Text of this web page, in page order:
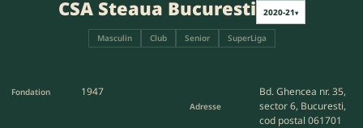
CSA Steaua Bucuresti 2020-21▾
Masculin Club Senior SuperLiga
Fondation 1947
Adresse
Bd. Ghencea nr. 35,
sector 6, Bucuresti,
cod postal 061701